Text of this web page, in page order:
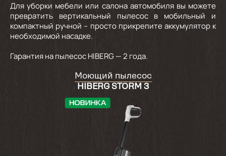
Для уборки мебели или салона автомобиля вы можете
превратить вертикальный пылесос в мобильный и
компактный ручной – просто прикрепите аккумулятор к
необходимой насадке.
Гарантия на пылесос HIBERG — 2 года.
Моющий пылесос
HIBERG STORM 3